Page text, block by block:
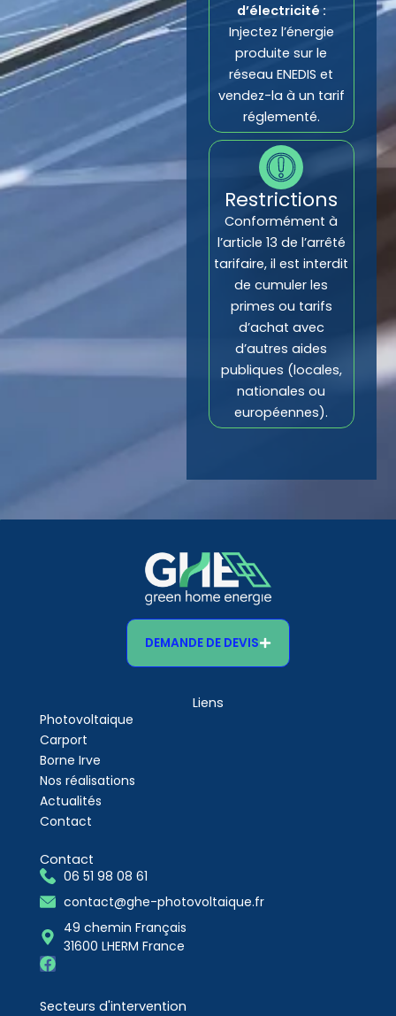
d’électricité :
Injectez l’énergie
produite sur le
réseau ENEDIS et
vendez-la à un tarif
réglementé.
Restrictions
Conformément à
l’article 13 de l’arrêté
tarifaire, il est interdit
de cumuler les
primes ou tarifs
d’achat avec
d’autres aides
publiques (locales,
nationales ou
européennes).
DEMANDE DE DEVIS
Contact
06 51 98 08 61
contact@ghe-photovoltaique.fr
49 chemin Français
31600 LHERM France
F
a
e
Liens
Photovoltaique
Carport
Borne Irve
Nos réalisations
Actualités
Contact
Secteurs d'intervention